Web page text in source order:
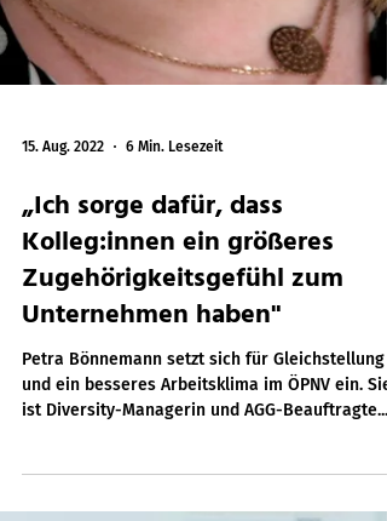
15. Aug. 2022 6 Min. Lesezeit
„Ich sorge dafür, dass
Kolleg:innen ein größeres
Zugehörigkeitsgefühl zum
Unternehmen haben"
ist Diversity-Managerin und AGG-Beauftragte...